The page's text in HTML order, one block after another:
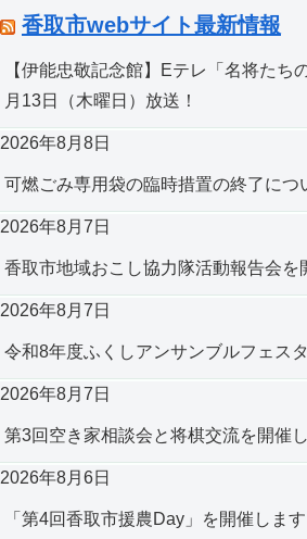
香取市webサイト最新情報
【伊能忠敬記念館】Eテレ「名将たち
月13日（木曜日）放送！
2026年8月8日
可燃ごみ専用袋の臨時措置の終了につ
2026年8月7日
香取市地域おこし協力隊活動報告会を
2026年8月7日
令和8年度ふくしアンサンブルフェス
2026年8月7日
第3回空き家相談会と将棋交流を開催
2026年8月6日
「第4回香取市援農Day」を開催しま